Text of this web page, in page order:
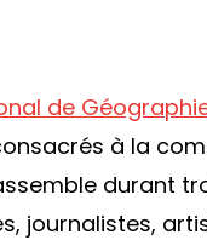
de
à la
durant
journalistes,